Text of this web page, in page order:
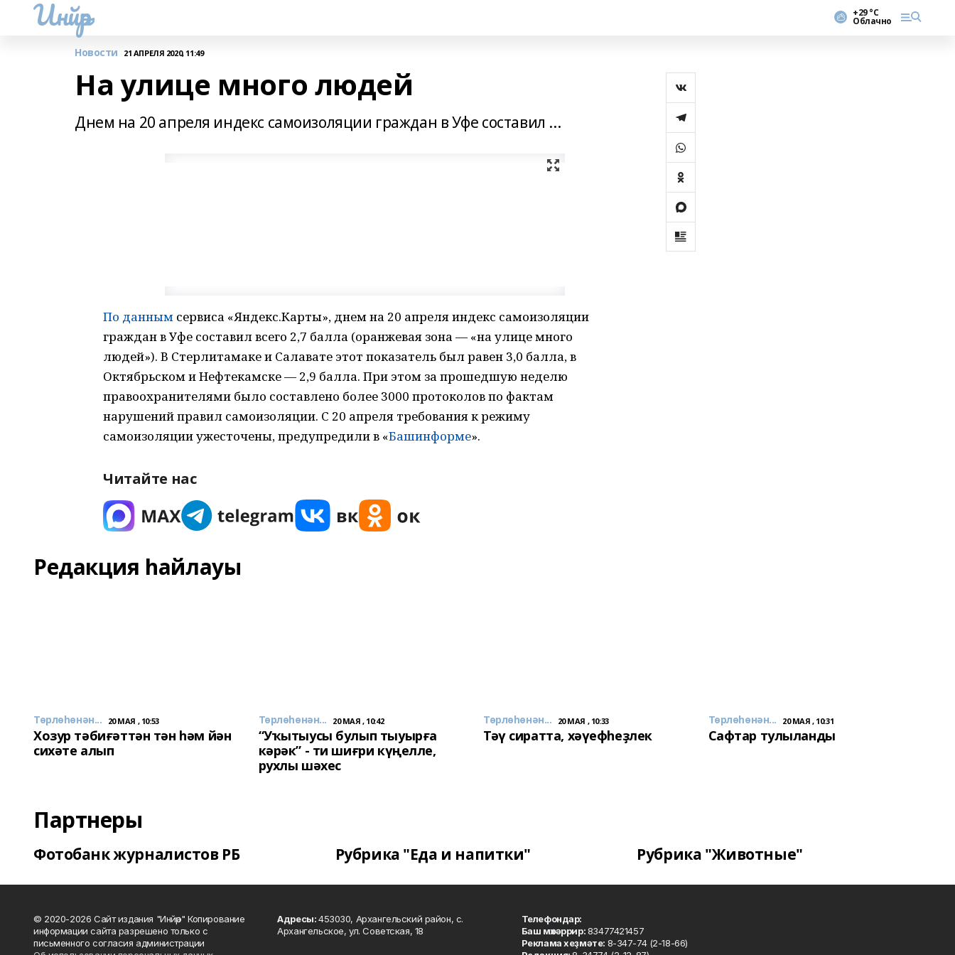
Инйәр +29 °С
Облачно
Новости 21 АПРЕЛЯ 2020, 11:49
На улице много людей
Днем на 20 апреля индекс самоизоляции граждан в Уфе составил ...
По данным сервиса «Яндекс.Карты», днем на 20 апреля индекс самоизоляции
граждан в Уфе составил всего 2,7 балла (оранжевая зона — «на улице много
людей»). В Стерлитамаке и Салавате этот показатель был равен 3,0 балла, в
Октябрьском и Нефтекамске — 2,9 балла. При этом за прошедшую неделю
правоохранителями было составлено более 3000 протоколов по фактам
нарушений правил самоизоляции. С 20 апреля требования к режиму
самоизоляции ужесточены, предупредили в «Башинформе».
Читайте нас
Редакция һайлауы
Төрлөһөнән... 20 МАЯ , 10:53
Хозур тәбиғәттән тән һәм йән
сихәте алып
Төрлөһөнән... 20 МАЯ , 10:42
“Уҡытыусы булып тыуырға
кәрәк” - ти шиғри күңелле,
рухлы шәхес
Төрлөһөнән... 20 МАЯ , 10:33
Тәү сиратта, хәүефһеҙлек
Төрлөһөнән... 20 МАЯ , 10:31
Сафтар тулыланды
Партнеры
Фотобанк журналистов РБ Рубрика "Еда и напитки" Рубрика "Животные"
© 2020-2026 Сайт издания "Инйәр" Копирование
информации сайта разрешено только с
письменного согласия администрации
Адресы:453030, Архангельский район, с.
Архангельское, ул. Советская, 18
Телефондар:
Баш мөхәррир:83477421457
Реклама хеҙмәте: 8-347-74 (2-18-66)